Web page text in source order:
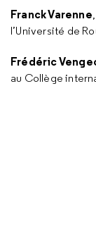
Franck Varenne
l’Université de
Frédéric
au Collège